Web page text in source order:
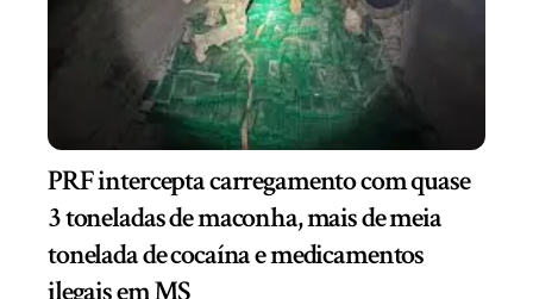
PRF intercepta carregamento com quase
3 toneladas de maconha, mais de meia
tonelada de cocaína e medicamentos
ilegais em MS